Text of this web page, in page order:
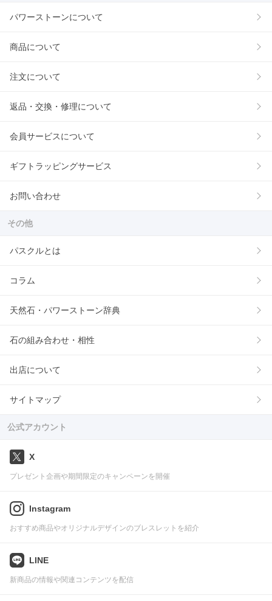
パワーストーンについて
商品について
注文について
返品・交換・修理について
会員サービスについて
ギフトラッピングサービス
お問い合わせ
その他
パスクルとは
コラム
天然石・パワーストーン辞典
石の組み合わせ・相性
出店について
サイトマップ
公式アカウント
X
プレゼント企画や期間限定のキャンペーンを開催
Instagram
おすすめ商品やオリジナルデザインのブレスレットを紹介
LINE
新商品の情報や関連コンテンツを配信